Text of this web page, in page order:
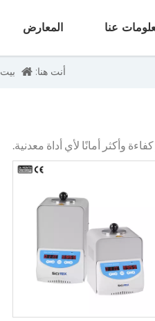
عنا المعارض
أنت هنا: بيت
وأكثر أمانًا لأي أداة معدنية.